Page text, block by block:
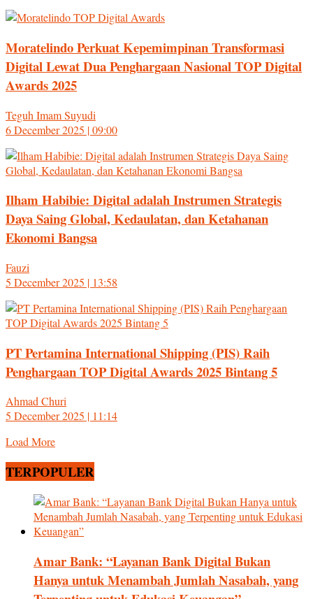
Moratelindo Perkuat Kepemimpinan Transformasi
Digital Lewat Dua Penghargaan Nasional TOP Digital
Awards 2025
Teguh Imam Suyudi
6 December 2025 | 09:00
Ilham Habibie: Digital adalah Instrumen Strategis
Daya Saing Global, Kedaulatan, dan Ketahanan
Ekonomi Bangsa
Fauzi
5 December 2025 | 13:58
PT Pertamina International Shipping (PIS) Raih
Penghargaan TOP Digital Awards 2025 Bintang 5
Ahmad Churi
5 December 2025 | 11:14
Load More
TERPOPULER
Amar Bank: “Layanan Bank Digital Bukan
Hanya untuk Menambah Jumlah Nasabah, yang